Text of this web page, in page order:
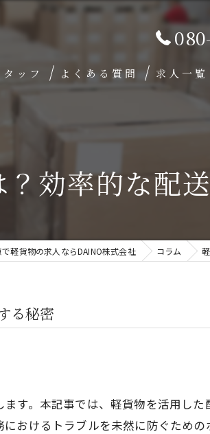
タッフ よくある質問 求人一覧
効率的な配
で軽貨物の求人ならDAINO株式会社 コラム
る秘密
す。本記事では、軽貨物を活用し
おけるトラブルを未然に防ぐため